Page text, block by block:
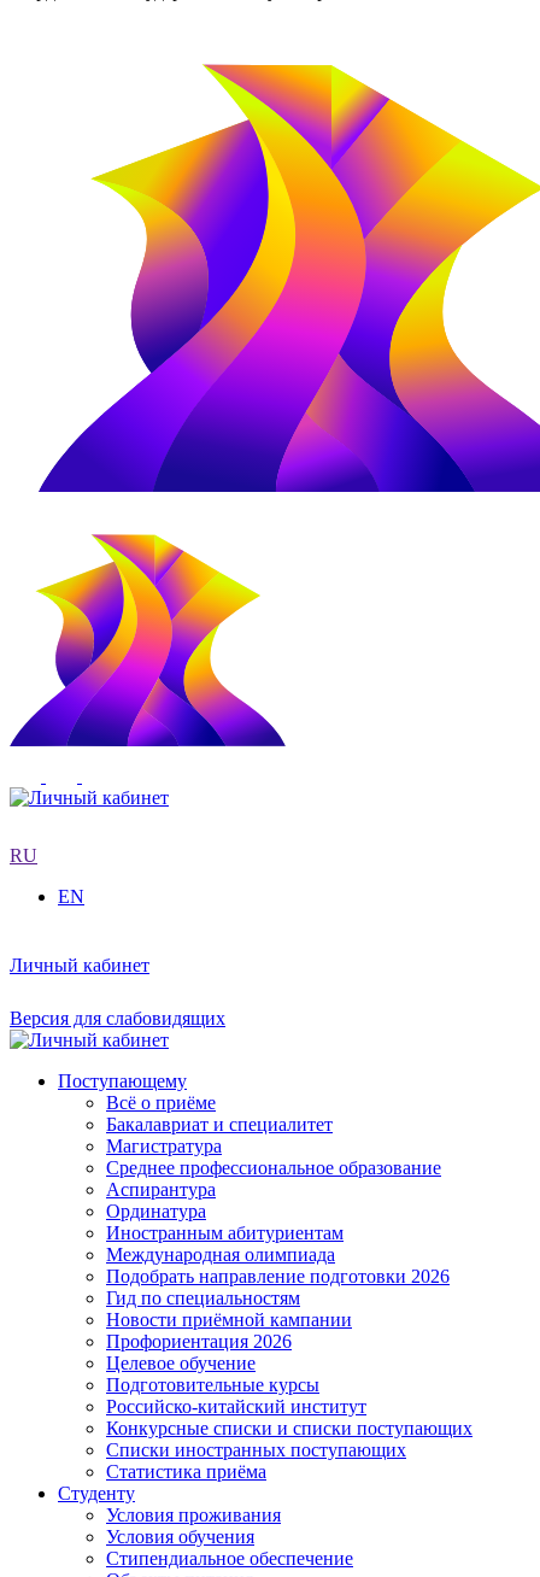
RU
EN
Личный кабинет
Версия для слабовидящих
Поступающему
Всё о приёме
Бакалавриат и специалитет
Магистратура
Среднее профессиональное образование
Аспирантура
Ординатура
Иностранным абитуриентам
Международная олимпиада
Подобрать направление подготовки 2026
Гид по специальностям
Новости приёмной кампании
Профориентация 2026
Целевое обучение
Подготовительные курсы
Российско-китайский институт
Конкурсные списки и списки поступающих
Списки иностранных поступающих
Статистика приёма
Студенту
Условия проживания
Условия обучения
Стипендиальное обеспечение